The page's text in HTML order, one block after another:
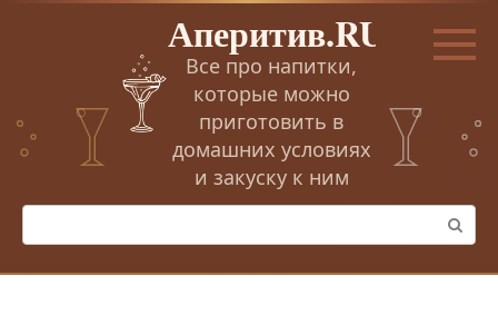
Перейти
Аперитив.RU
Все про напитки,
которые можно
приготовить в
домашних условиях
и закуску к ним
Поиск: